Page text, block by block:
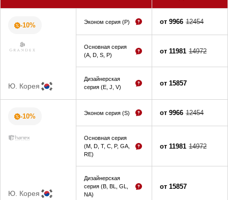
-10%
Ю. Корея
Эконом серия (P)
Основная серия
(A, D, S, P)
Дизайнерская
серия (E, J, V)
от 9966 12454
от 11981 14972
от 15857
-10%
Ю. Корея
Эконом серия (S)
Основная серия
(M, D, T, C, P, GA,
RE)
Дизайнерская
серия (B, BL, GL,
NA)
от 9966 12454
от 11981 14972
от 15857